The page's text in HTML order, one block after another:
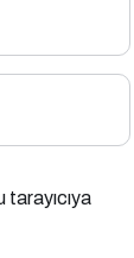
tarayıcıya